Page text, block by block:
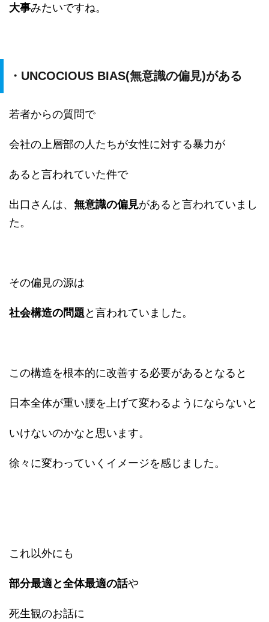
大事みたいですね。
・UNCOCIOUS BIAS(無意識の偏見)がある
若者からの質問で
会社の上層部の人たちが女性に対する暴力が
あると言われていた件で
出口さんは、 無意識の偏見があると言われていまし
た。
その偏見の源は
社会構造の問題と言われていました。
この構造を根本的に改善する必要があるとなると
日本全体が重い腰を上げて変わるようにならないと
いけないのかなと思います。
徐々に変わっていくイメージを感じました。
これ以外にも
部分最適と全体最適の話や
死生観のお話に